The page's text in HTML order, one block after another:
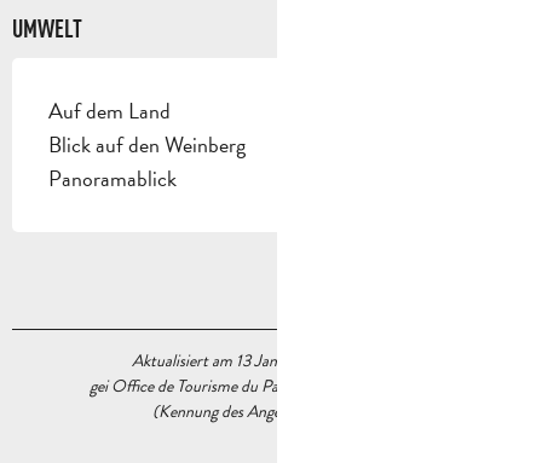
UMWELT
Auf dem Land
Blick auf den Weinberg
Panoramablick
Aktualisiert am 13 Januar 2026 Um 14:35
gei Office de Tourisme du Pays d’Aubagne et de l’Étoile
(Kennung des Angebots :